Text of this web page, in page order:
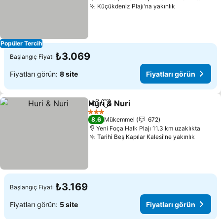
Popüler Tercih
Küçükdeniz Plajı'na yakınlık
Başlangıç Fiyatı ₺3.069
Fiyatları görün: 8 site Fiyatları görün
PaylaşFavorilerime ekle
Huri & Nuri
3 Yıldız
8,6 Mükemmel
672
Yeni Foça Halk Plajı 11.3 km uzaklıkta
Tarihi Beş Kapılar Kalesi'ne yakınlık
Başlangıç Fiyatı ₺3.169
Fiyatları görün: 5 site Fiyatları görün